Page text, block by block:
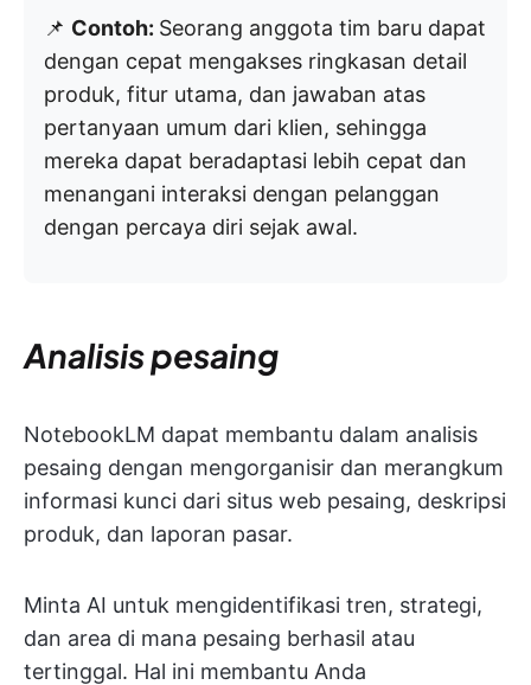
📌 Contoh: Seorang anggota tim baru dapat
dengan cepat mengakses ringkasan detail
produk, fitur utama, dan jawaban atas
pertanyaan umum dari klien, sehingga
mereka dapat beradaptasi lebih cepat dan
menangani interaksi dengan pelanggan
dengan percaya diri sejak awal.
Analisis pesaing
NotebookLM dapat membantu dalam analisis
pesaing dengan mengorganisir dan merangkum
informasi kunci dari situs web pesaing, deskripsi
produk, dan laporan pasar.
Minta AI untuk mengidentifikasi tren, strategi,
dan area di mana pesaing berhasil atau
tertinggal. Hal ini membantu Anda